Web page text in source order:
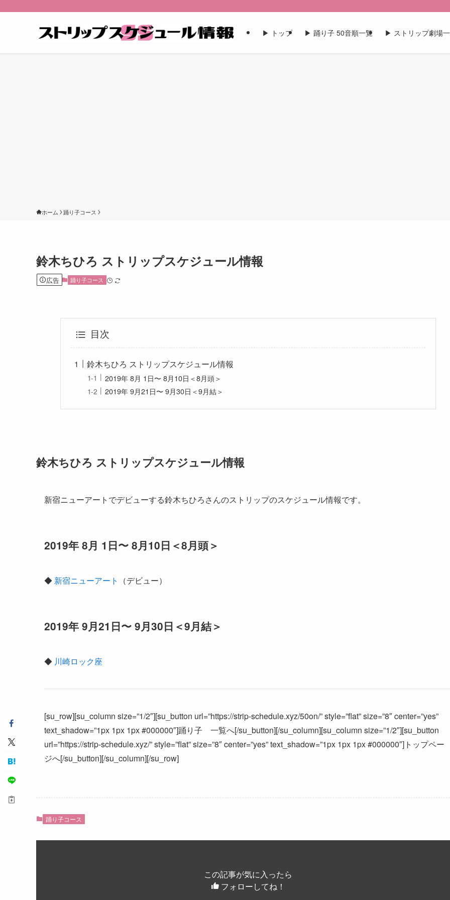
▶︎ トップ ▶︎ 踊り子 50音順一覧 ▶︎ ストリップ劇場
ホーム 踊り子コース
鈴木ちひろ ストリップスケジュール情報
広告 踊り子コース
目次
鈴木ちひろ ストリップスケジュール情報
2019年 8月 1日〜 8月10日＜8月頭＞
2019年 9月21日〜 9月30日＜9月結＞
鈴木ちひろ ストリップスケジュール情報
新宿ニューアートでデビューする鈴木ちひろさんのストリップのスケジュール情報です。
2019年 8月 1日〜 8月10日＜8月頭＞
◆ 新宿ニューアート （デビュー）
2019年 9月21日〜 9月30日＜9月結＞
◆ 川崎ロック座
[su_row][su_column size=”1/2″][su_button url=”https://strip-schedule.xyz/50on/” style=”flat” size=”8″ center=”yes”
text_shadow=”1px 1px 1px #000000″]踊り子 一覧へ[/su_button][/su_column][su_column size=”1/2″][su_button
url=”https://strip-schedule.xyz/” style=”flat” size=”8″ center=”yes” text_shadow=”1px 1px 1px #000000″]トップペー
ジへ[/su_button][/su_column][/su_row]
踊り子コース
この記事が気に入ったら
フォローしてね！